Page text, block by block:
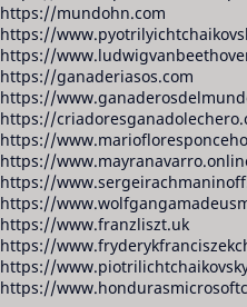
https://mundohn.com
https://
https://
https://ganaderiasos.com
https://
https://
https://
https://
https://
https://
https://www.franzliszt.uk
https://
https://
https://